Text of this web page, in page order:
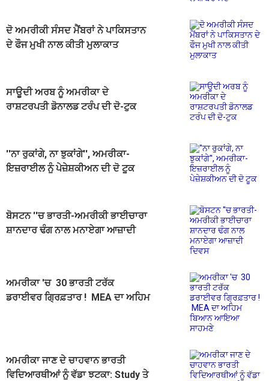
ਦੋ ਅਮਰੀਕੀ ਸੰਸਦ ਮੈਂਬਰਾਂ ਨੇ ਪਾਕਿਸਤਾਨ
ਦੇ ਫੌਜ ਮੁਖੀ ਨਾਲ ਕੀਤੀ ਮੁਲਾਕਾਤ
ਸਾਊਦੀ ਅਰਬ ਨੂੰ ਅਮਰੀਕਾ ਦੇ
ਰਾਸ਼ਟਰਪਤੀ ਡੋਨਾਲਡ ਟਰੰਪ ਦੀ ਦੋ-ਟੁਕ
''ਨਾ ਰੁਕਾਂਗੇ, ਨਾ ਝੁਕਾਂਗੇ'', ਅਮਰੀਕਾ-
ਇਜ਼ਰਾਈਲ ਨੂੰ ਪੇਜ਼ੇਸ਼ਕੀਅਨ ਦੀ ਦੋ ਟੂਕ
ਬੋਸਟਨ ''ਚ ਭਾਰਤੀ-ਅਮਰੀਕੀ ਭਾਈਚਾਰਾ
ਸ਼ਾਨਦਾਰ ਢੰਗ ਨਾਲ ਮਨਾਏਗਾ ਆਜ਼ਾਦੀ
ਅਮਰੀਕਾ 'ਚ 30 ਭਾਰਤੀ ਟਰੱਕ
ਡਰਾਈਵਰ ਗ੍ਰਿਫ਼ਤਾਰ ! MEA ਦਾ ਅਹਿਮ
ਅਮਰੀਕਾ ਜਾਣ ਦੇ ਚਾਹਵਾਨ ਭਾਰਤੀ
ਵਿਦਿਆਰਥੀਆਂ ਨੂੰ ਵੱਡਾ ਝਟਕਾ: Study ਤੇ